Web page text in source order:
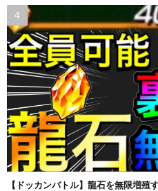
【ドッカンバトル】龍石を無限増